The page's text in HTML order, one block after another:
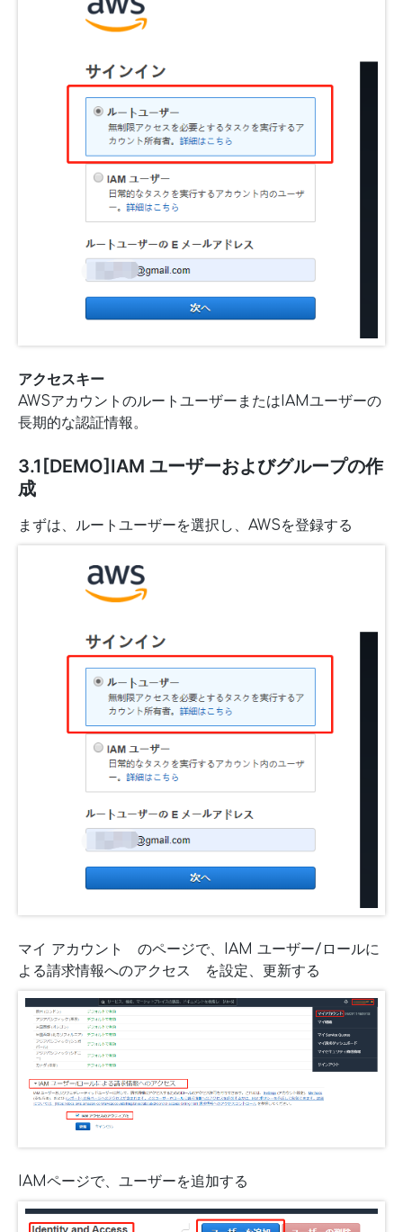
アクセスキー
AWSアカウントのルートユーザーまたはIAMユーザーの
長期的な認証情報。
3.1[DEMO]IAM ユーザーおよびグループの作
成
まずは、ルートユーザーを選択し、AWSを登録する
マイ アカウント のページで、IAM ユーザー/ロールに
よる請求情報へのアクセス を設定、更新する
IAMページで、ユーザーを追加する